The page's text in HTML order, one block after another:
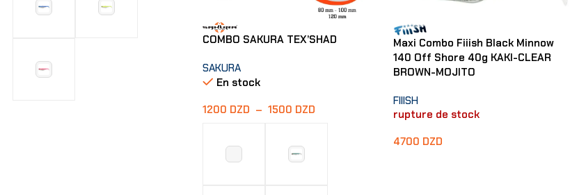
COMBO SAKURA TEX’SHAD
SAKURA
En stock
1200 DZD – 1500 DZD
Maxi Combo Fiiish Black Minnow
140 Off Shore 40g KAKI-CLEAR
BROWN-MOJITO
FIIISH
rupture de stock
4700 DZD